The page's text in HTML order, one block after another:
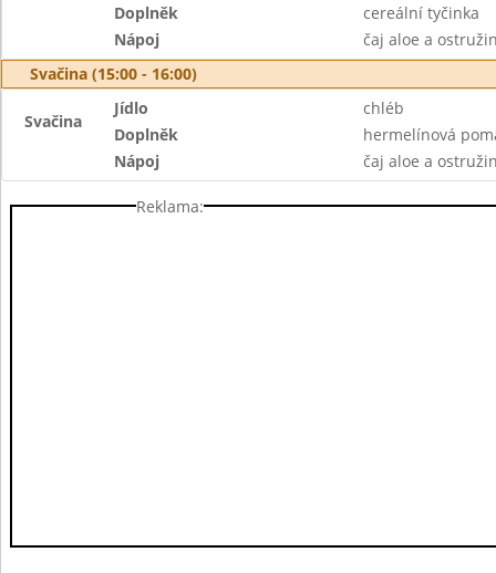
Doplněk
cereální tyčinka
Nápoj
čaj aloe a
Svačina (15:00 - 16:00)
Svačina
Jídlo
chléb
Doplněk
hermelínová
Nápoj
čaj aloe a
Reklama: